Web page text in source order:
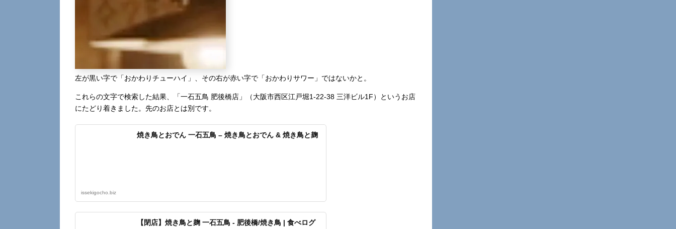
左が黒い字で「おかわりチューハイ」、その右が赤い字で「おかわりサワー」ではないかと。
これらの文字で検索した結果、「一石五鳥 肥後橋店」（大阪市西区江戸堀1-22-38 三洋ビル1F）というお店
にたどり着きました。先のお店とは別です。
焼き鳥とおでん 一石五鳥 – 焼き鳥とおでん & 焼き鳥と麹
issekigocho.biz
【閉店】焼き鳥と麹 一石五鳥 - 肥後橋/焼き鳥 | 食べログ